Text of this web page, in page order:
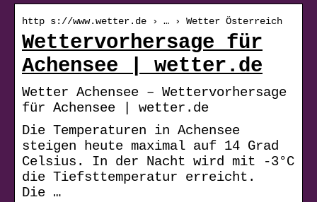
http s://www.wetter.de › … › Wetter Österreich
Wettervorhersage für
Achensee | wetter.de
Wetter Achensee – Wettervorhersage
für Achensee | wetter.de
Die Temperaturen in Achensee
steigen heute maximal auf 14 Grad
Celsius. In der Nacht wird mit -3°C
die Tiefsttemperatur erreicht.
Die …